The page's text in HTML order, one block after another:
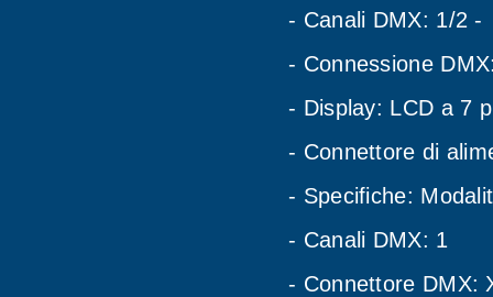
- Canali DMX: 1/2 -
- Connessione
- Display: LCD a 7
- Connettore di
- Specifiche:
- Canali DMX: 1
- Connettore DMX: